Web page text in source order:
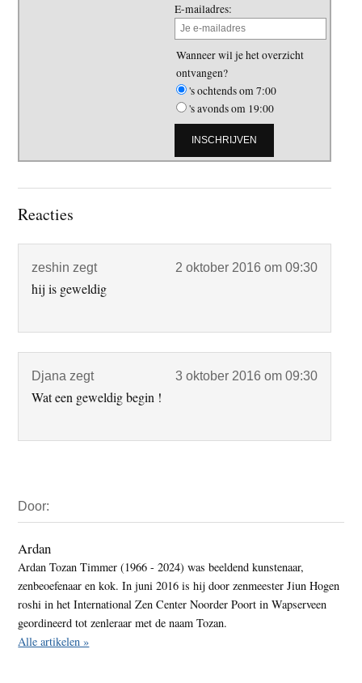
E-mailadres:
Wanneer wil je het overzicht
ontvangen?
's ochtends om 7:00
's avonds om 19:00
Lees
Reacties
zeshin zegt 2 oktober 2016 om 09:30
hij is geweldig
Djana zegt 3 oktober 2016 om 09:30
Wat een geweldig begin !
Sidebar
Door:
Ardan
Ardan Tozan Timmer (1966 - 2024) was beeldend kunstenaar,
zenbeoefenaar en kok. In juni 2016 is hij door zenmeester Jiun Hogen
roshi in het International Zen Center Noorder Poort in Wapserveen
geordineerd tot zenleraar met de naam Tozan.
Alle artikelen »